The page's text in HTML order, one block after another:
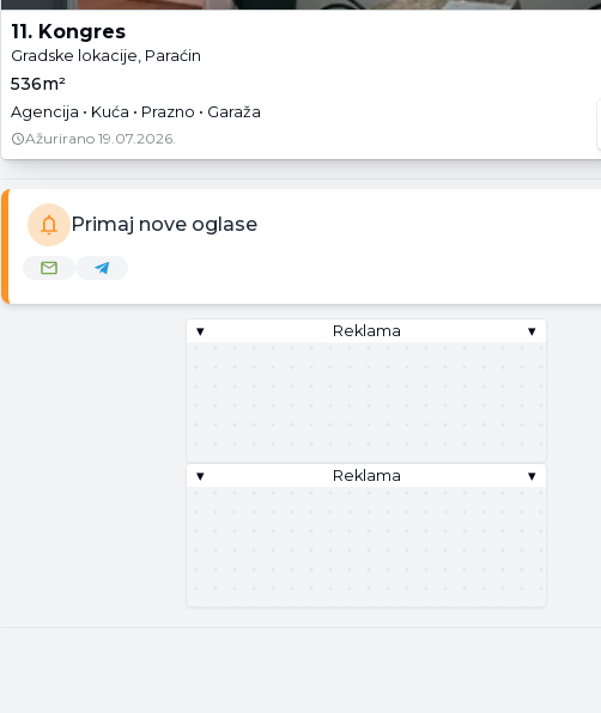
11. Kongres
Gradske lokacije, Paraćin
536m²
Agencija • Kuća • Prazno • Garaža
Ažurirano 19.07.2026.
Primaj nove oglase
▾ Reklama ▾
▾ Reklama ▾